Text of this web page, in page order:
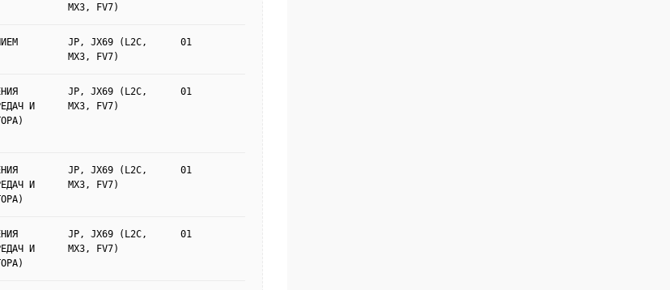
MX3, FV7)
JP, JX69 (L2C,
MX3, FV7)
01
И
JP, JX69 (L2C,
MX3, FV7)
01
И
JP, JX69 (L2C,
MX3, FV7)
01
И
JP, JX69 (L2C,
MX3, FV7)
01